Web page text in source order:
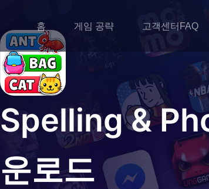
홈 게임 공략 고객센터FAQ
Spelling &
운로드